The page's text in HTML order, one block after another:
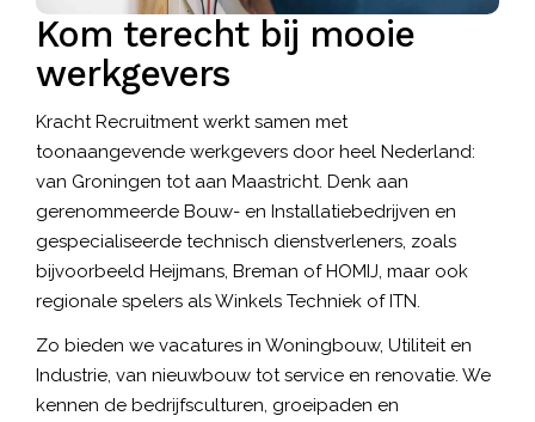
Kom terecht bij mooie
werkgevers
Kracht Recruitment werkt samen met
toonaangevende werkgevers door heel Nederland:
van Groningen tot aan Maastricht. Denk aan
gerenommeerde Bouw- en Installatiebedrijven en
gespecialiseerde technisch dienstverleners, zoals
bijvoorbeeld Heijmans, Breman of HOMIJ, maar ook
regionale spelers als Winkels Techniek of ITN.
Zo bieden we vacatures in Woningbouw, Utiliteit en
Industrie, van nieuwbouw tot service en renovatie. We
kennen de bedrijfsculturen, groeipaden en